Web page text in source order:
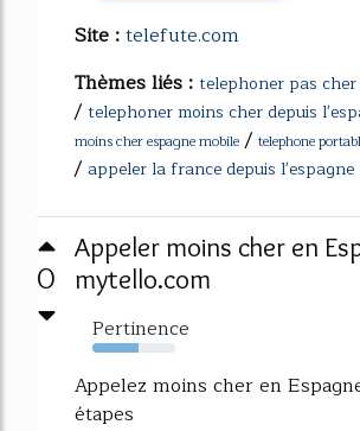
Site :telefute.com
Thèmes liés : telephoner pas
/ telephoner moins cher depuis
moins cher espagne mobile / telephone
/ appeler la france depuis l'espagne
0
Appeler moins cher en
mytello.com
Pertinence
55%
Appelez moins cher en
étapes